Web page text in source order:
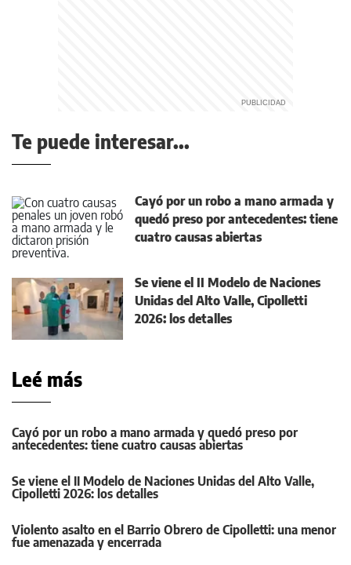
Te puede interesar...
Cayó por un robo a mano armada y
quedó preso por antecedentes: tiene
cuatro causas abiertas
Se viene el II Modelo de Naciones
Unidas del Alto Valle, Cipolletti
2026: los detalles
Leé más
Cayó por un robo a mano armada y quedó preso por
antecedentes: tiene cuatro causas abiertas
Se viene el II Modelo de Naciones Unidas del Alto Valle,
Cipolletti 2026: los detalles
Violento asalto en el Barrio Obrero de Cipolletti: una menor
fue amenazada y encerrada